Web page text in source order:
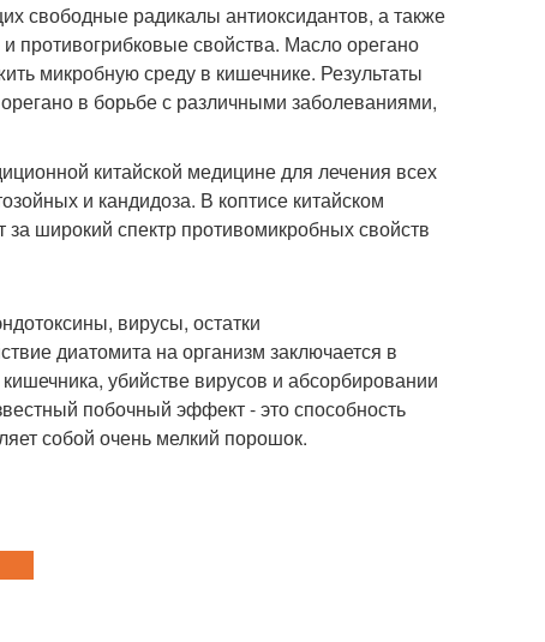
свободные радикалы антиоксидантов, а также
противогрибковые свойства. Масло орегано
микробную среду в кишечнике. Результаты
в борьбе с различными заболеваниями,
китайской медицине для лечения всех
и кандидоза. В коптисе китайском
широкий спектр противомикробных свойств
вирусы, остатки
диатомита на организм заключается в
убийстве вирусов и абсорбировании
побочный эффект - это способность
собой очень мелкий порошок.